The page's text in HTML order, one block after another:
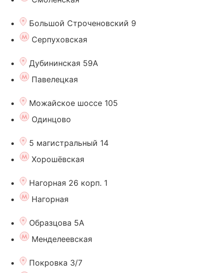
Большой Строченовский 9
Серпуховская
Дубининская 59А
Павелецкая
Можайское шоссе 105
Одинцово
5 магистральный 14
Хорошёвская
Нагорная 26 корп. 1
Нагорная
Образцова 5А
Менделеевская
Покровка 3/7